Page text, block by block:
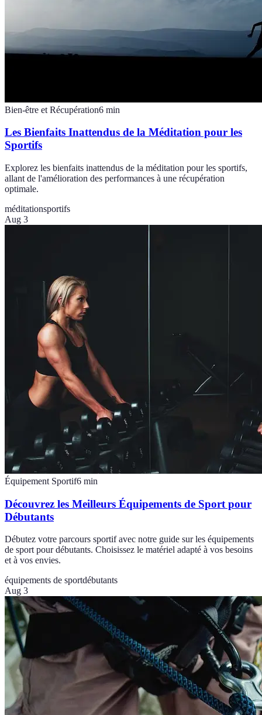
Bien-être et Récupération6 min
Les Bienfaits Inattendus de la Méditation pour les
Sportifs
Explorez les bienfaits inattendus de la méditation pour les sportifs,
allant de l'amélioration des performances à une récupération
optimale.
méditationsportifs
Aug 3
Équipement Sportif6 min
Découvrez les Meilleurs Équipements de Sport pour
Débutants
Débutez votre parcours sportif avec notre guide sur les équipements
de sport pour débutants. Choisissez le matériel adapté à vos besoins
et à vos envies.
équipements de sportdébutants
Aug 3